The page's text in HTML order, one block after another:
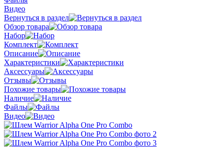
Видео
Вернуться в раздел
Обзор товара
Набор
Комплект
Описание
Характеристики
Аксессуары
Отзывы
Похожие товары
Наличие
Файлы
Видео